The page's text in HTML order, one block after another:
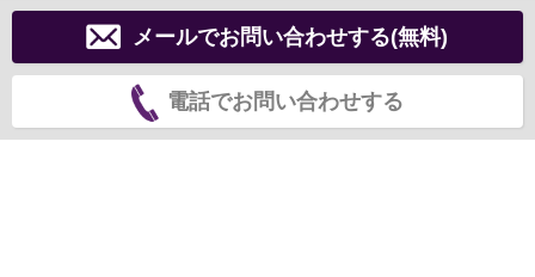
メールでお問い合わせする(無料)
電話でお問い合わせする